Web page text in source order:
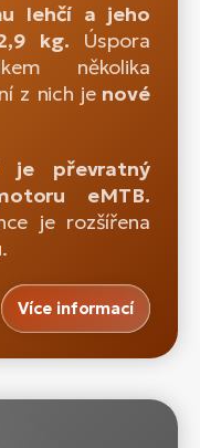
lehčí a jeho
kg.
Úspora
několika
z nich je nové
je převratný
eMTB.
je rozšířena
Více informací